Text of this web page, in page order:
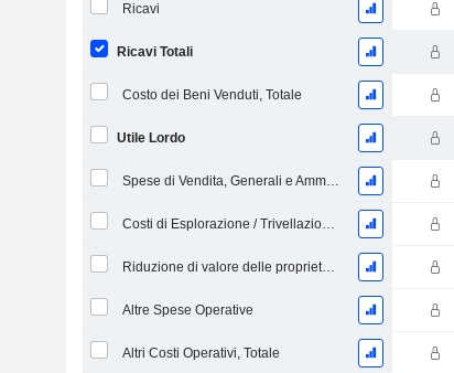
Ricavi
Ricavi Totali
Costo dei Beni Venduti, Totale
Utile Lordo
Spese di Vendita, Generali e Amministrative, Totale
Costi di Esplorazione / Trivellazione, Totale
Riduzione di valore delle proprietà petrolifere, gassose e minerali - (CdR)
Altre Spese Operative
Altri Costi Operativi, Totale